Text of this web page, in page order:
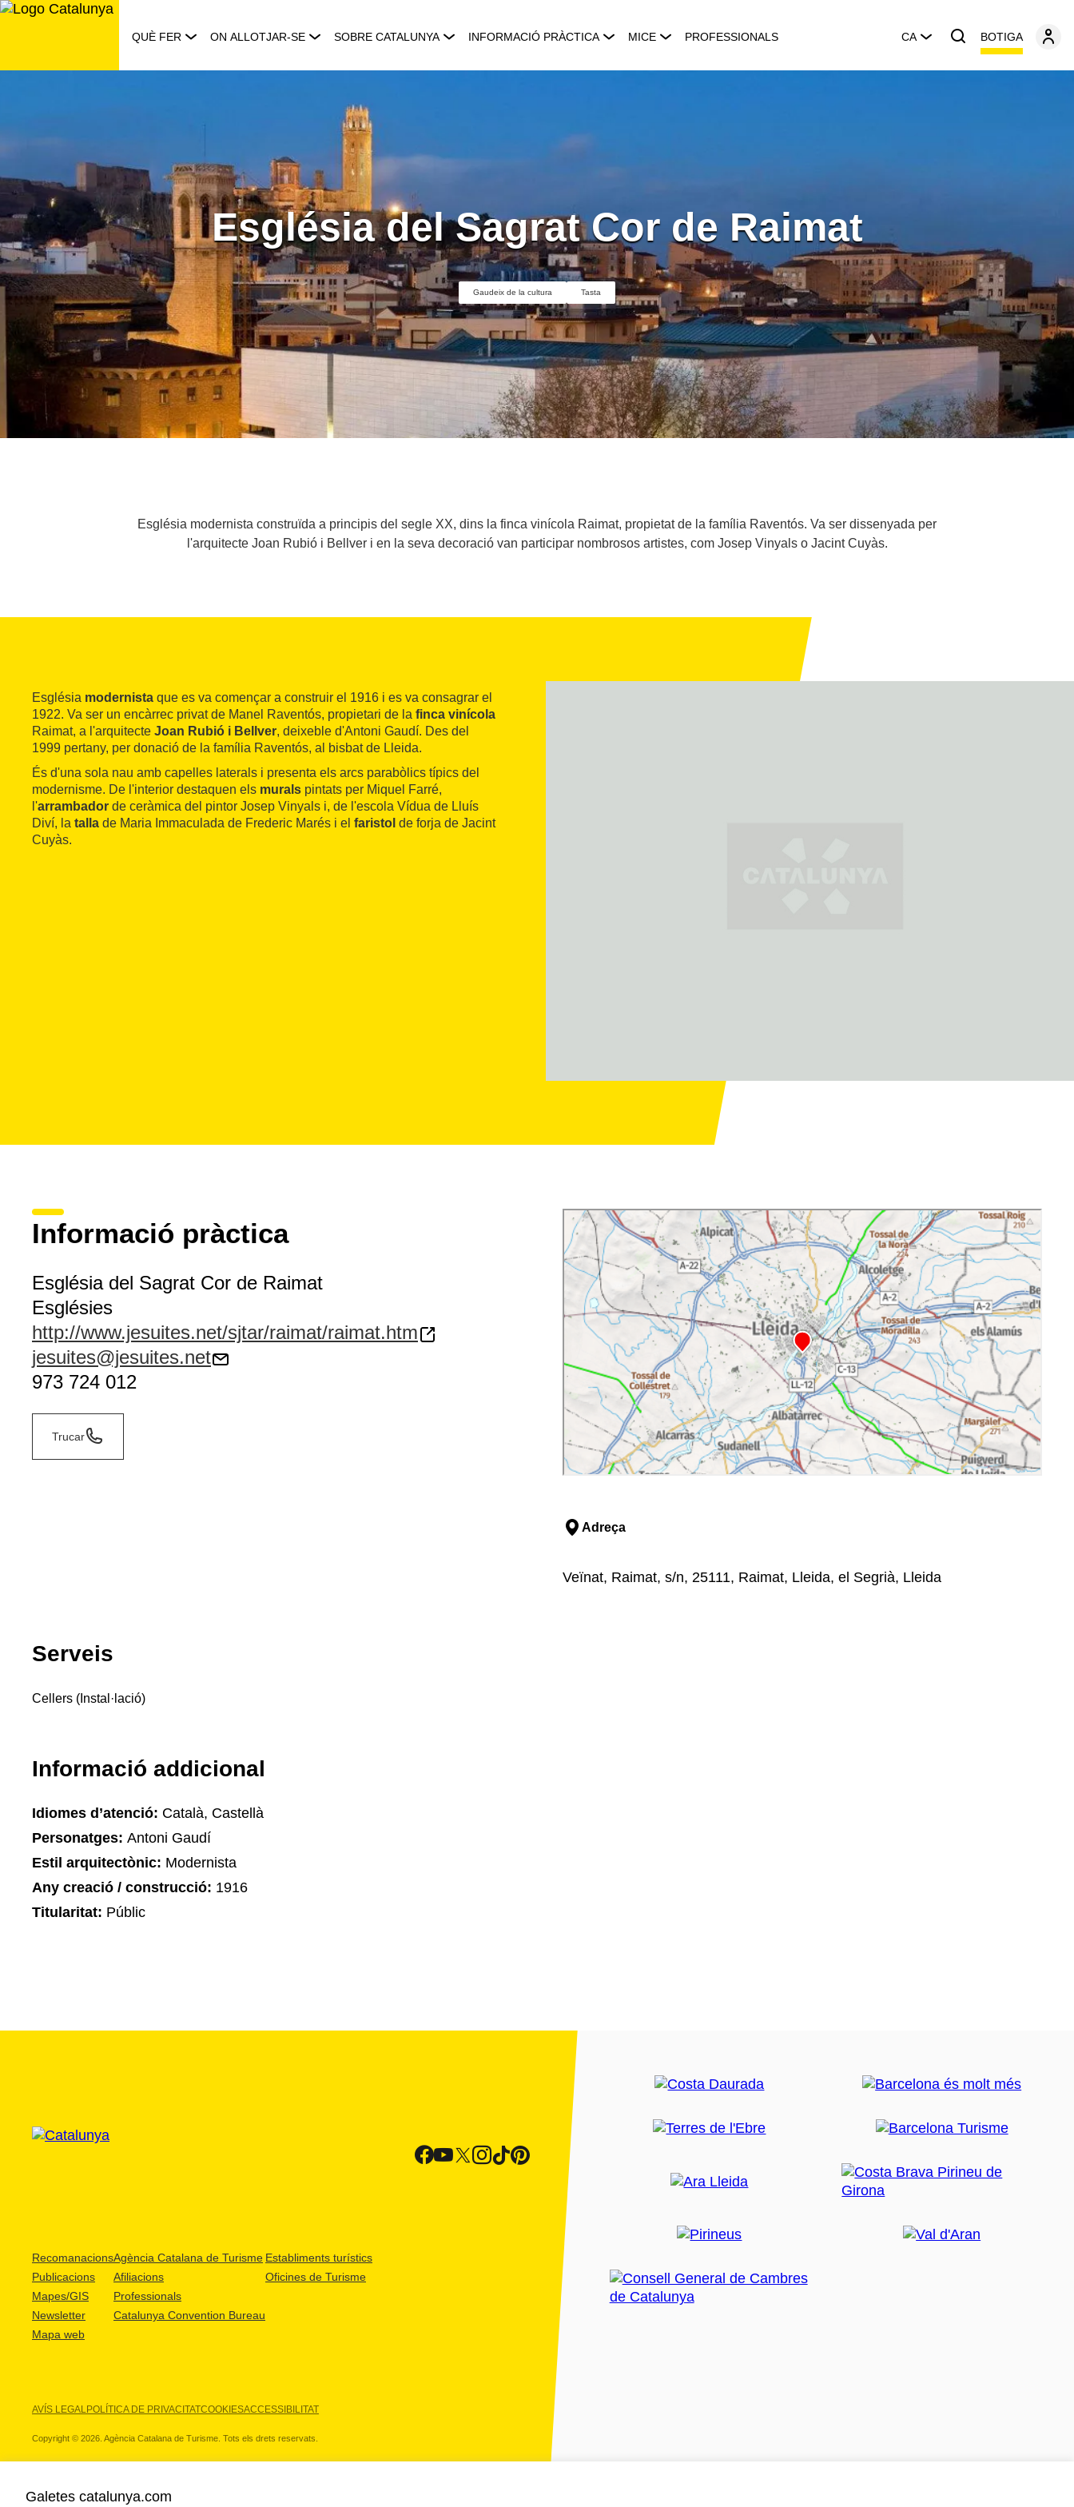
Saltar
QUÈ FER ON ALLOTJAR-SE SOBRE CATALUNYA INFORMACIÓ PRÀCTICA MICE PROFESSIONALS CA BOTIGA
Església del Sagrat Cor de Raimat
Gaudeix de la cultura Tasta
Església modernista construïda a principis del segle XX, dins la finca vinícola Raimat, propietat de la família Raventós. Va ser dissenyada per
l'arquitecte Joan Rubió i Bellver i en la seva decoració van participar nombrosos artistes, com Josep Vinyals o Jacint Cuyàs.
Església modernista que es va començar a construir el 1916 i es va consagrar el
1922. Va ser un encàrrec privat de Manel Raventós, propietari de la finca vinícola
Raimat, a l'arquitecte Joan Rubió i Bellver, deixeble d'Antoni Gaudí. Des del
1999 pertany, per donació de la família Raventós, al bisbat de Lleida.
És d'una sola nau amb capelles laterals i presenta els arcs parabòlics típics del
modernisme. De l'interior destaquen els murals pintats per Miquel Farré,
l'arrambador de ceràmica del pintor Josep Vinyals i, de l'escola Vídua de Lluís
Diví, la talla de Maria Immaculada de Frederic Marés i el faristol de forja de Jacint
Cuyàs.
Informació pràctica
Església del Sagrat Cor de Raimat
Esglésies
http://www.jesuites.net/sjtar/raimat/raimat.htm
jesuites@jesuites.net
973 724 012
Trucar
Adreça
Veïnat, Raimat, s/n, 25111, Raimat, Lleida, el Segrià, Lleida
Serveis
Cellers (Instal·lació)
Informació addicional
Idiomes d’atenció: Català, Castellà
Personatges: Antoni Gaudí
Estil arquitectònic: Modernista
Any creació / construcció: 1916
Titularitat: Públic
Recomanacions
Publicacions
Mapes/GIS
Newsletter
Mapa web
Agència Catalana de Turisme
Afiliacions
Professionals
Catalunya Convention Bureau
Establiments turístics
Oficines de Turisme
AVÍS LEGALPOLÍTICA DE PRIVACITATCOOKIESACCESSIBILITAT
Copyright © 2026. Agència Catalana de Turisme. Tots els drets reservats.
Galetes catalunya.com